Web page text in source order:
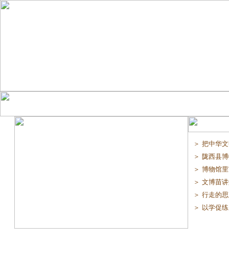
＞ 把中华
＞ 陇西县
＞ 博物馆
＞ 文博苗
＞ 行走的
＞ 以学促